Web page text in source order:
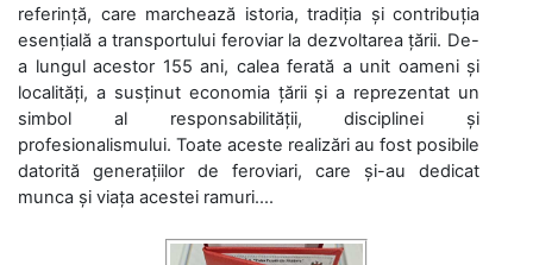
referință, care marchează istoria, tradiția și contribuția
esențială a transportului feroviar la dezvoltarea țării. De-
a lungul acestor 155 ani, calea ferată a unit oameni și
localități, a susținut economia țării și a reprezentat un
simbol al responsabilității, disciplinei și
profesionalismului. Toate aceste realizări au fost posibile
datorită generațiilor de feroviari, care și-au dedicat
munca și viața acestei ramuri....